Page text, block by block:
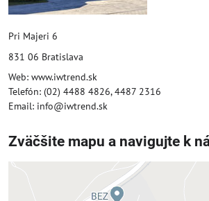
Pri Majeri 6
831 06 Bratislava
Web: www.iwtrend.sk
Telefón: (02) 4488 4826, 4487 2316
Email: info@iwtrend.sk
Zväčšite mapu a navigujte k